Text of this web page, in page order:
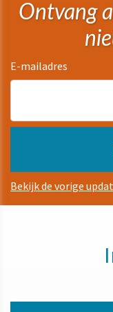
Ontvang
E-mailadres
Bekijk de vorige